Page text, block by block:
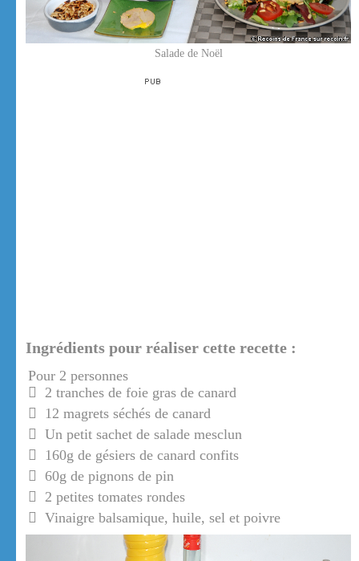
Salade de Noël
Ingrédients pour réaliser cette recette :
Pour 2 personnes
2 tranches de foie gras de canard
12 magrets séchés de canard
Un petit sachet de salade mesclun
160g de gésiers de canard confits
60g de pignons de pin
2 petites tomates rondes
Vinaigre balsamique, huile, sel et poivre